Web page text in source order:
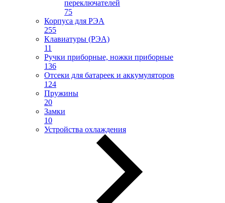
переключателей
75
Корпуса для РЭА
255
Клавиатуры (РЭА)
11
Ручки приборные, ножки приборные
136
Отсеки для батареек и аккумуляторов
124
Пружины
20
Замки
10
Устройства охлаждения